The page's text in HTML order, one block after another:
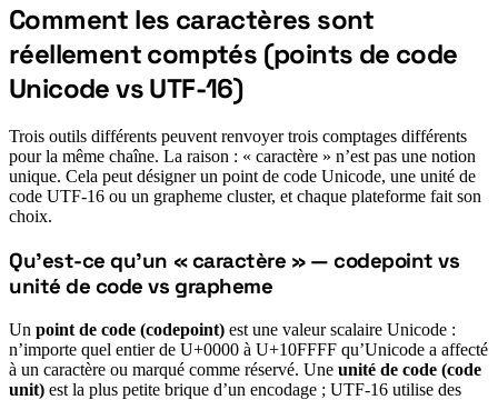
#
Comment les caractères sont
réellement comptés (points de code
Unicode vs UTF-16)
Trois outils différents peuvent renvoyer trois comptages différents
pour la même chaîne. La raison : « caractère » n’est pas une notion
unique. Cela peut désigner un point de code Unicode, une unité de
code UTF-16 ou un grapheme cluster, et chaque plateforme fait son
choix.
#
Qu’est-ce qu’un « caractère » — codepoint vs
unité de code vs grapheme
Un point de code (codepoint) est une valeur scalaire Unicode :
n’importe quel entier de U+0000 à U+10FFFF qu’Unicode a affecté
à un caractère ou marqué comme réservé. Une unité de code (code
unit) est la plus petite brique d’un encodage ; UTF-16 utilise des